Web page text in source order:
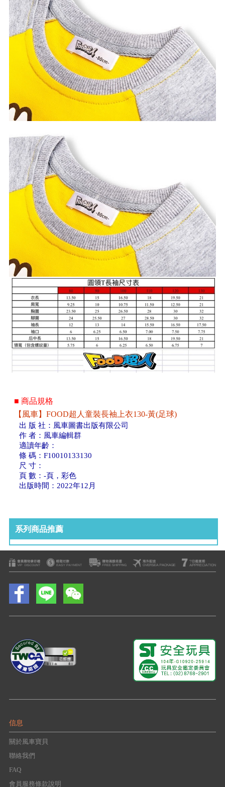
■ 商品規格
【風車】FOOD超人童裝長袖上衣130-黃(足球)
出 版 社：風車圖書出版有限公司
作 者：風車編輯群
適讀年齡：
條 碼：F10010133130
尺 寸：
頁 數：-頁，彩色
出版時間：2022年12月
系列商品推薦
信息
關於風車寶貝
聯絡我們
FAQ
會員服務條款說明